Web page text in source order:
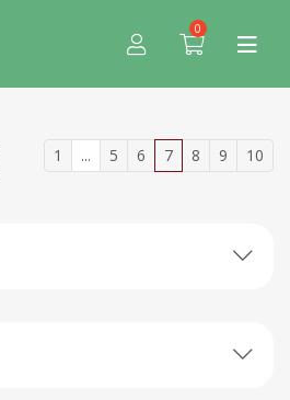
0
1 ... 5 6 7 8 9 10